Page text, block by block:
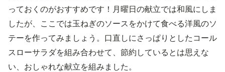
っておくのがおすすめです！月曜日の献立では和風にしま
したが、ここでは玉ねぎのソースをかけて食べる洋風のソ
テーを作ってみましょう。口直しにさっぱりとしたコール
スローサラダを組み合わせて、節約しているとは思えな
い、おしゃれな献立を組みました。